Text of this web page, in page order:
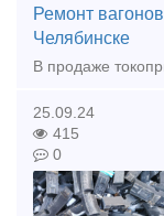
Ремонт вагонов
Челябинске
25.09.24
415
0